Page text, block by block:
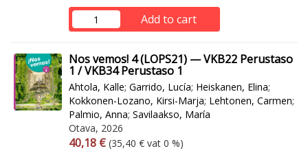
Add to cart
Nos vemos! 4 (LOPS21) — VKB22 Perustaso
1 / VKB34 Perustaso 1
Ahtola, Kalle; Garrido, Lucía; Heiskanen, Elina;
Kokkonen-Lozano, Kirsi-Marja; Lehtonen, Carmen;
Palmio, Anna; Savilaakso, María
Otava, 2026
Arvonlisäverollinen hinta
40,18 € Excl. vat
(35,40 € vat 0 %)